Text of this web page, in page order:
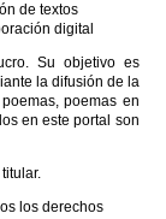
de textos
digital
Su objetivo es
la difusión de la
poemas en
en este portal son
los derechos